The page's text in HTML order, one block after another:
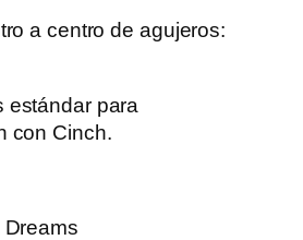
a centro de agujeros:
estándar para
con Cinch.